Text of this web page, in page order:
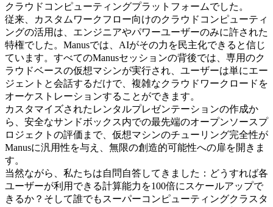
クラウドコンピューティングプラットフォームでした。
従来、カスタムワークフロー向けのクラウドコンピューティ
ングの活用は、エンジニアやパワーユーザーのみに許された
特権でした。Manusでは、 AIがその力を民主化できる と信じ
ています。すべてのManusセッションの背後では、専用のク
ラウドベースの仮想マシンが実行され、ユーザーは単にエー
ジェントと会話するだけで、複雑なクラウドワークロードを
オーケストレーションすることができます。
カスタマイズされたレンタルプレゼンテーションの作成か
ら、安全なサンドボックス内での最先端のオープンソースプ
ロジェクトの評価まで、仮想マシンのチューリング完全性が
Manusに汎用性を与え、無限の創造的可能性への扉を開きま
す。
当然ながら、私たちは自問自答してきました：どうすれば各
ユーザーが利用できる計算能力を100倍にスケールアップで
きるか ？そして誰でもスーパーコンピューティングクラスタ